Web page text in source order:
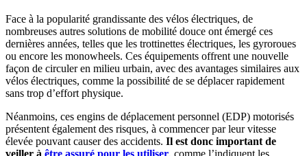
Face à la popularité grandissante des vélos électriques, de
nombreuses autres solutions de mobilité douce ont émergé ces
dernières années, telles que les trottinettes électriques, les gyroroues
ou encore les monowheels. Ces équipements offrent une nouvelle
façon de circuler en milieu urbain, avec des avantages similaires aux
vélos électriques, comme la possibilité de se déplacer rapidement
sans trop d’effort physique.
Néanmoins, ces engins de déplacement personnel (EDP) motorisés
présentent également des risques, à commencer par leur vitesse
élevée pouvant causer des accidents. Il est donc important de